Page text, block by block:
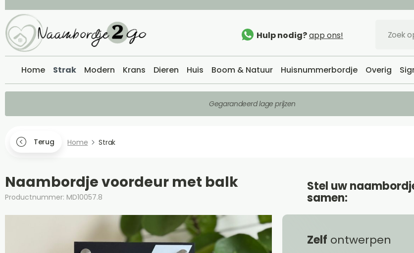
Hulp nodig?app ons!
Home Strak Modern Krans Dieren Huis Boom & Natuur Huisnummerbordje Overig
Gegarandeerd lage prijzen
Terug Home Strak
Naambordje voordeur met balk
Productnummer: MD10057.8
Stel uw
samen:
Zelf ontwerpen